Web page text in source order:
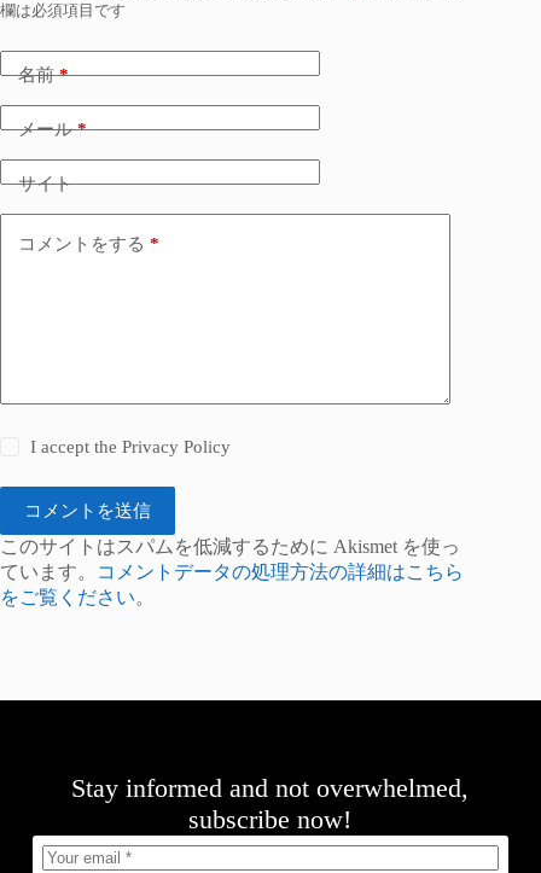
欄は必須項目です
名前*
メール*
サイト
コメントをする *
I accept thePrivacy Policy
コメントを送信
このサイトはスパムを低減するために Akismet を使っ
ています。
コメントデータの処理方法の詳細はこちら
をご覧ください。
Stay informed and not overwhelmed,
subscribe now!